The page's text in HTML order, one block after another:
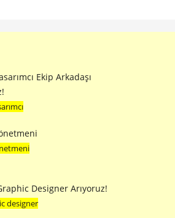
Ekip Arkadaşı
Designer Arıyoruz!
designer